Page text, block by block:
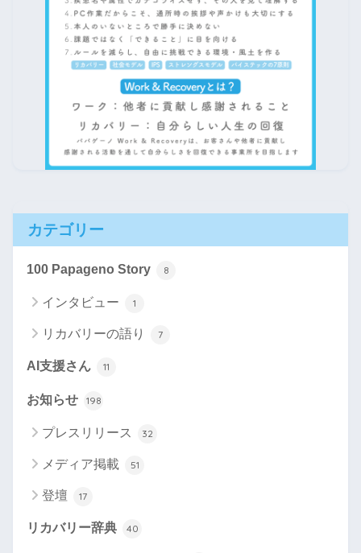
カテゴリー
100 Papageno Story 8
インタビュー 1
リカバリーの語り 7
AI支援さん 11
お知らせ 198
プレスリリース 32
メディア掲載 51
登壇 17
リカバリー辞典 40